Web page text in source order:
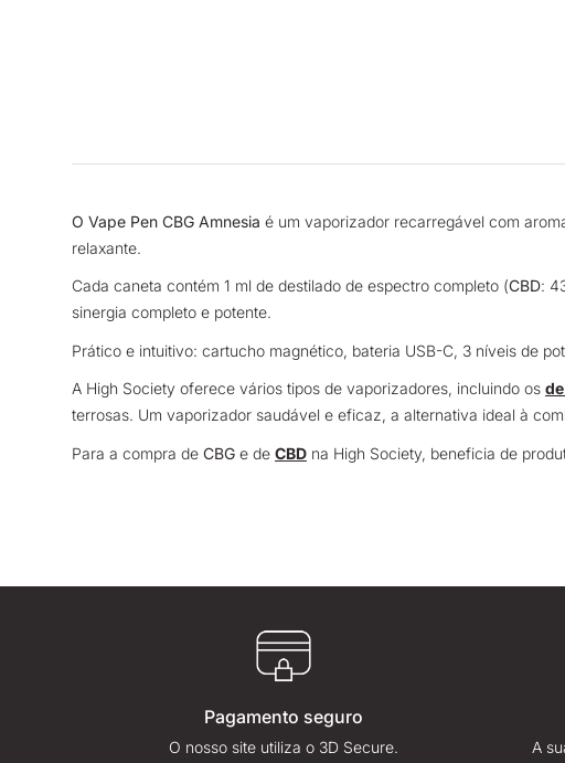
O Vape Pen CBG Amnesia é um vaporizador recarregável com
relaxante.
Cada caneta contém 1 ml de destilado de espectro completo (CBD:
sinergia completo e potente.
Prático e intuitivo: cartucho magnético, bateria USB-C, 3 níveis de
A High Society oferece vários tipos de vaporizadores, incluindo os
terrosas. Um vaporizador saudável e eficaz, a alternativa ideal à
Para a compra de CBG e de CBD na High Society, beneficia de
Pagamento seguro
O nosso site utiliza o 3D Secure.
A